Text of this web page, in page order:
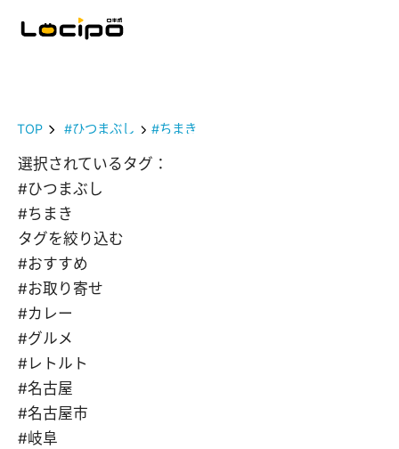
TOP #ひつまぶし #ちまき
選択されているタグ：
#ひつまぶし
#ちまき
タグを絞り込む
#おすすめ
#お取り寄せ
#カレー
#グルメ
#レトルト
#名古屋
#名古屋市
#岐阜